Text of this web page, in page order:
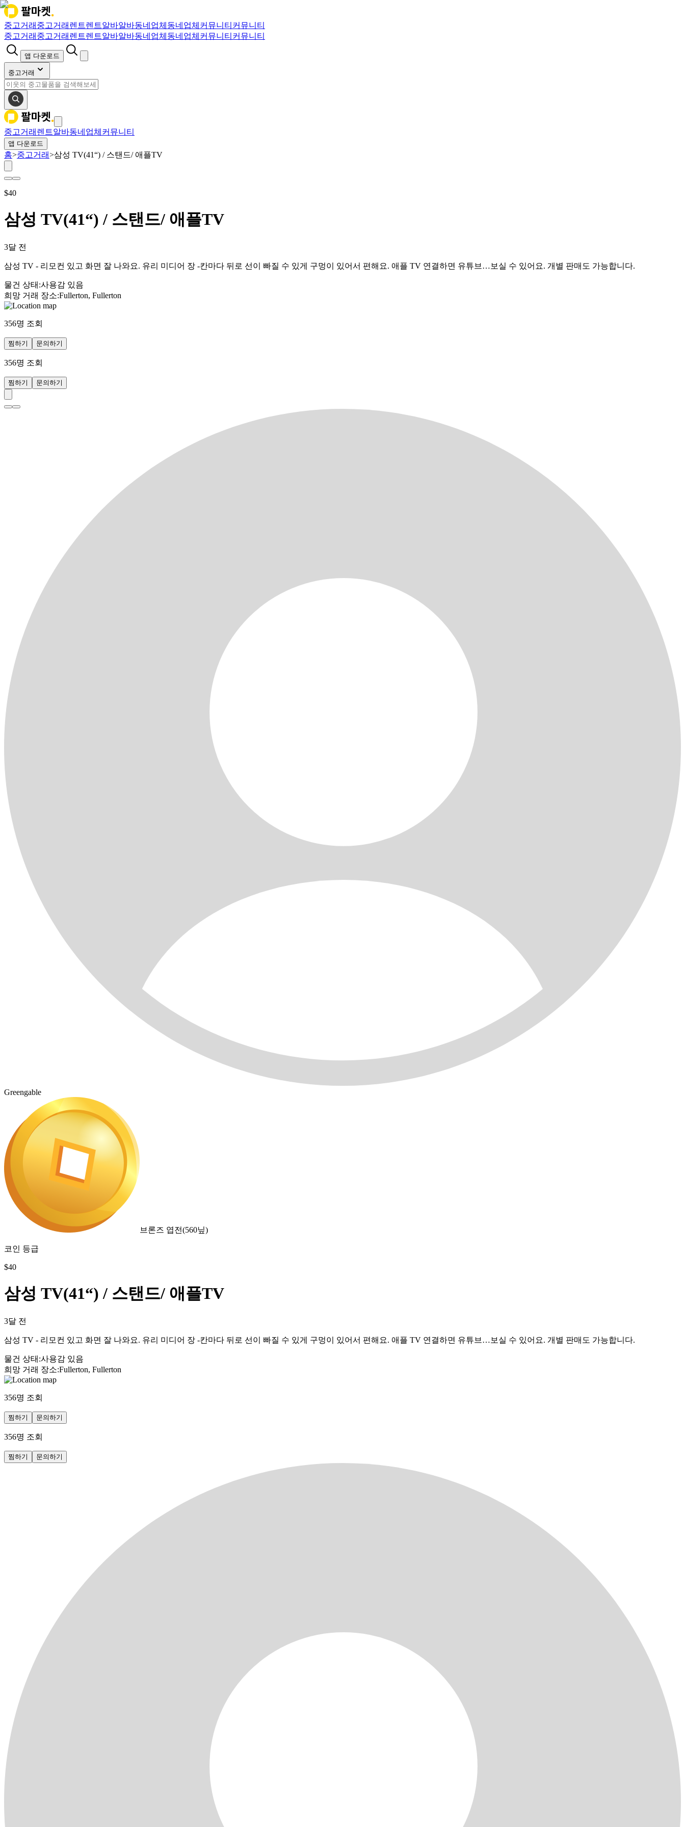
중고거래 중고거래 렌트렌트알바알바동네업체 동네업체 커뮤니티 커뮤니티
중고거래 중고거래 렌트렌트알바알바동네업체 동네업체 커뮤니티 커뮤니티
앱 다운로드
중고거래
중고거래 렌트알바동네업체 커뮤니티
앱 다운로드
홈>중고거래>삼성 TV(41“) / 스탠드/ 애플TV
$40
삼성 TV(41“) / 스탠드/ 애플TV
3달 전
삼성 TV - 리모컨 있고 화면 잘 나와요. 유리 미디어 장 -칸마다 뒤로 선이 빠질 수 있게 구멍이 있어서 편해요. 애플 TV 연결하면 유튜브…보실 수 있어요. 개별 판매도 가능합니다.
물건 상태 :사용감 있음
희망 거래 장소:Fullerton, Fullerton
356명 조회
찜하기 문의하기
356명 조회
찜하기 문의하기
Greengable
브론즈 엽전(560닢)
코인 등급
$40
삼성 TV(41“) / 스탠드/ 애플TV
3달 전
삼성 TV - 리모컨 있고 화면 잘 나와요. 유리 미디어 장 -칸마다 뒤로 선이 빠질 수 있게 구멍이 있어서 편해요. 애플 TV 연결하면 유튜브…보실 수 있어요. 개별 판매도 가능합니다.
물건 상태 :사용감 있음
희망 거래 장소:Fullerton, Fullerton
356명 조회
찜하기 문의하기
356명 조회
찜하기 문의하기